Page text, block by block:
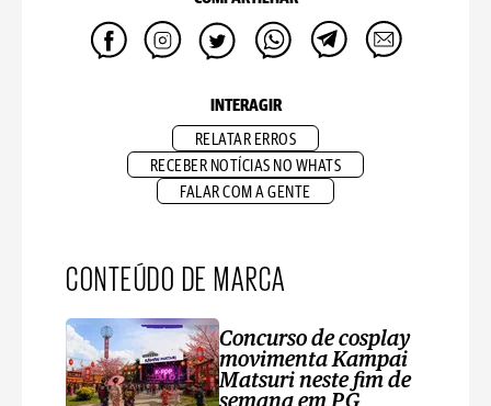
INTERAGIR
RELATAR ERROS
RECEBER NOTÍCIAS NO WHATS
FALAR COM A GENTE
CONTEÚDO DE MARCA
Concurso de cosplay
movimenta Kampai
Matsuri neste fim de
semana em PG